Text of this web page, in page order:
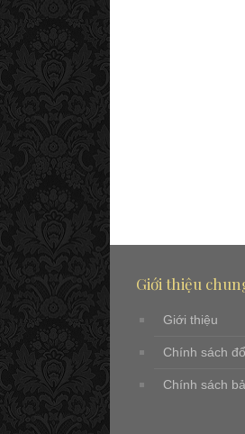
Giới thiệu
Giới thiệu
Chính sách
Chính sách